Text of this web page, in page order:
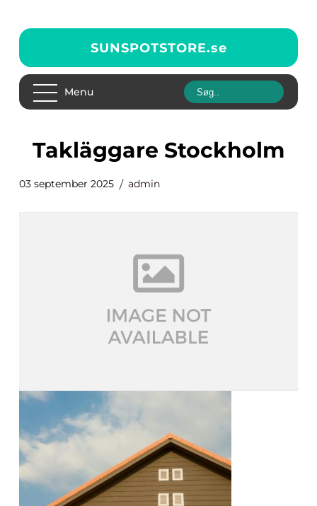
SUNSPOTSTORE.se
Menu
Takläggare Stockholm
03 september 2025 admin